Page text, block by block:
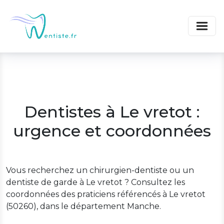
Dentistes à Le vretot :
urgence et coordonnées
Vous recherchez un chirurgien-dentiste ou un
dentiste de garde à Le vretot ? Consultez les
coordonnées des praticiens référencés à Le vretot
(50260), dans le département Manche.